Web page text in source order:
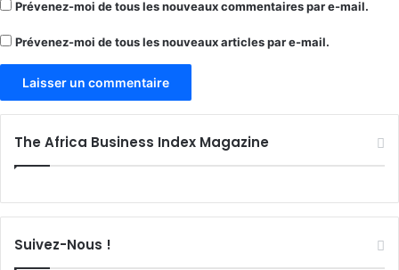
Prévenez-moi de tous les nouveaux commentaires par e-mail.
Prévenez-moi de tous les nouveaux articles par e-mail.
The Africa Business Index Magazine
Suivez-Nous !